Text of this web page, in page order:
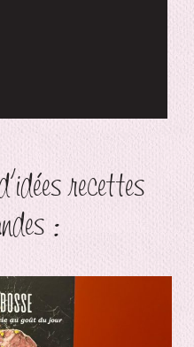
recettes
: